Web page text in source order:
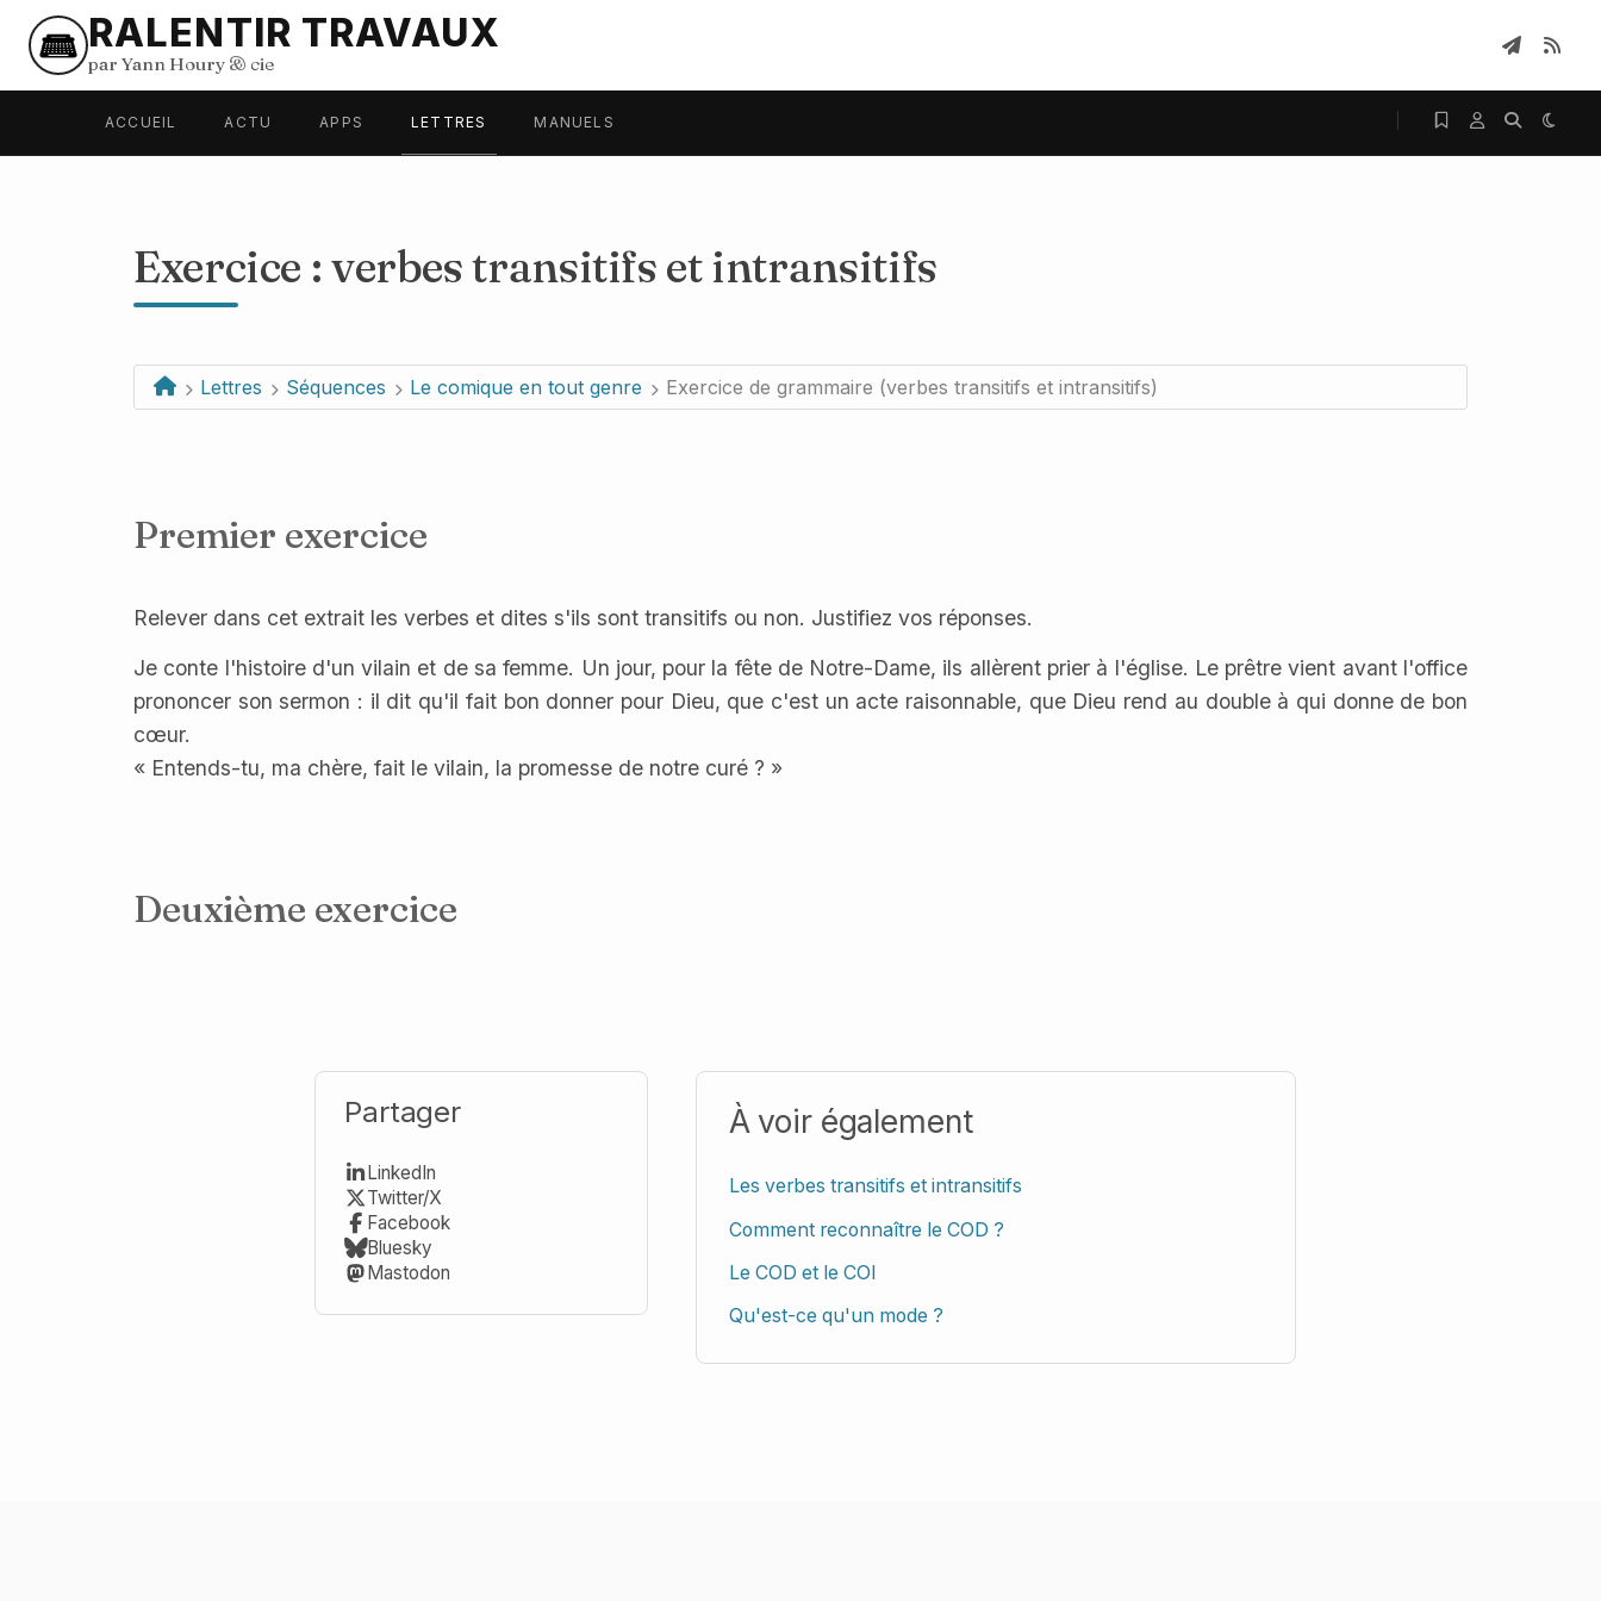
RALENTIR TRAVAUX
par Yann Houry & cie
ACCUEIL ACTU APPS LETTRES MANUELS
Exercice : verbes transitifs et intransitifs
Lettres Séquences Le comique en tout genre Exercice de grammaire (verbes transitifs et intransitifs)
Premier exercice
Relever dans cet extrait les verbes et dites s'ils sont transitifs ou non. Justifiez vos réponses.
Je conte l'histoire d'un vilain et de sa femme. Un jour, pour la fête de Notre-Dame, ils allèrent prier à l'église. Le prêtre vient avant l'office
prononcer son sermon : il dit qu'il fait bon donner pour Dieu, que c'est un acte raisonnable, que Dieu rend au double à qui donne de bon
cœur.
« Entends-tu, ma chère, fait le vilain, la promesse de notre curé ? »
Deuxième exercice
Partager
LinkedIn
Twitter/X
Facebook
Bluesky
Mastodon
À voir également
Les verbes transitifs et intransitifs
Comment reconnaître le COD ?
Le COD et le COI
Qu'est-ce qu'un mode ?